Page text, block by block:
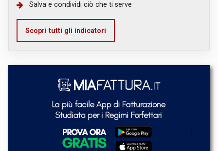
Salva e condividi ciò che ti serve
Scopri tutti gli indicatori